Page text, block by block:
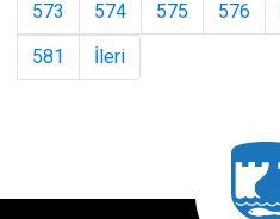
573
574 575 576
581
İleri